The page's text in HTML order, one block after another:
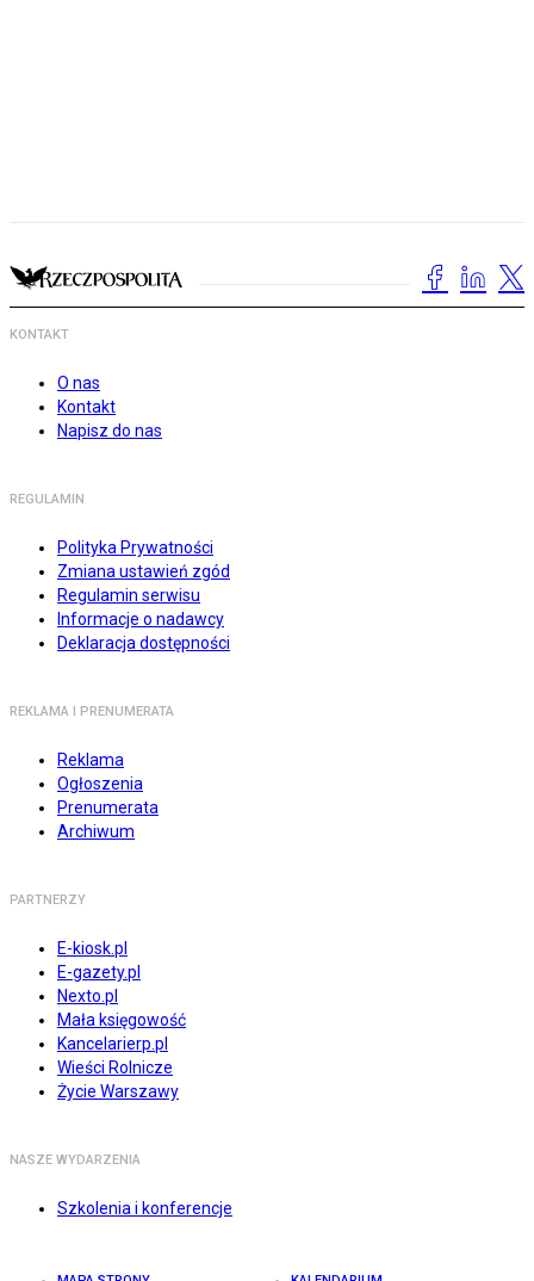
KONTAKT
O nas
Kontakt
Napisz do nas
REGULAMIN
Polityka Prywatności
Zmiana ustawień zgód
Regulamin serwisu
Informacje o nadawcy
Deklaracja dostępności
REKLAMA I PRENUMERATA
Reklama
Ogłoszenia
Prenumerata
Archiwum
PARTNERZY
E-kiosk.pl
E-gazety.pl
Nexto.pl
Mała księgowość
Kancelarierp.pl
Wieści Rolnicze
Życie Warszawy
NASZE WYDARZENIA
Szkolenia i konferencje